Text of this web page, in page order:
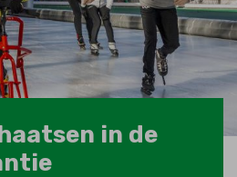
in de